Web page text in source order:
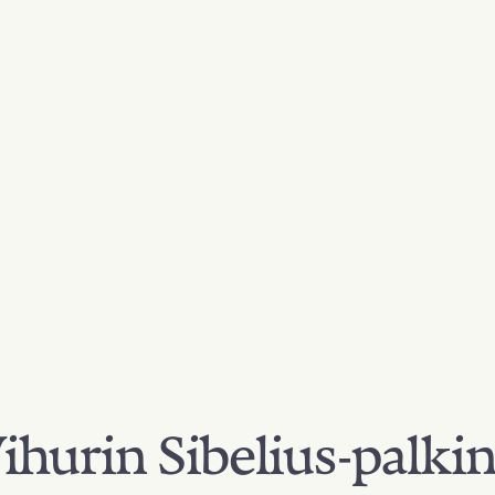
Sibelius-